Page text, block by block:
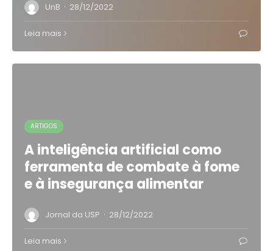
UnB · 28/12/2022
Leia mais
ARTIGOS
A inteligência artificial como
ferramenta de combate à fome
e à insegurança alimentar
Jornal da USP · 28/12/2022
Leia mais